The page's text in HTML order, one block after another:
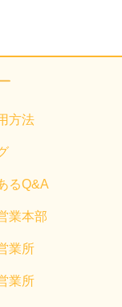
方法
るQ&A
業本部
業所
業所